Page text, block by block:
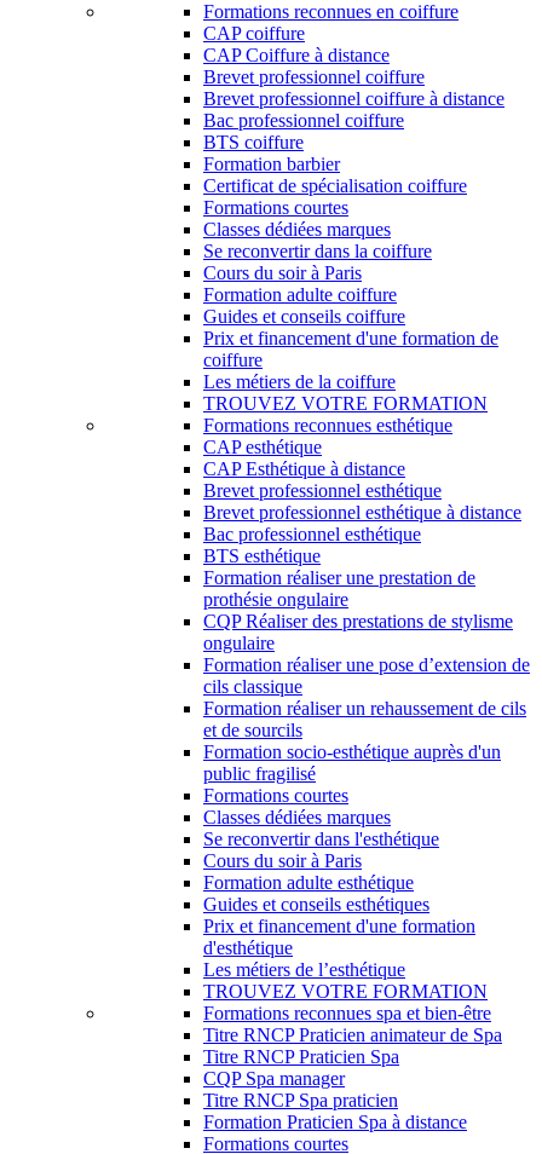
Formations reconnues en coiffure
CAP coiffure
CAP Coiffure à distance
Brevet professionnel coiffure
Brevet professionnel coiffure à distance
Bac professionnel coiffure
BTS coiffure
Formation barbier
Certificat de spécialisation coiffure
Formations courtes
Classes dédiées marques
Se reconvertir dans la coiffure
Cours du soir à Paris
Formation adulte coiffure
Guides et conseils coiffure
Prix et financement d'une formation de
coiffure
Les métiers de la coiffure
TROUVEZ VOTRE FORMATION
Formations reconnues esthétique
CAP esthétique
CAP Esthétique à distance
Brevet professionnel esthétique
Brevet professionnel esthétique à distance
Bac professionnel esthétique
BTS esthétique
Formation réaliser une prestation de
prothésie ongulaire
CQP Réaliser des prestations de stylisme
ongulaire
Formation réaliser une pose d’extension de
cils classique
Formation réaliser un rehaussement de cils
et de sourcils
Formation socio-esthétique auprès d'un
public fragilisé
Formations courtes
Classes dédiées marques
Se reconvertir dans l'esthétique
Cours du soir à Paris
Formation adulte esthétique
Guides et conseils esthétiques
Prix et financement d'une formation
d'esthétique
Les métiers de l’esthétique
TROUVEZ VOTRE FORMATION
Formations reconnues spa et bien-être
Titre RNCP Praticien animateur de Spa
Titre RNCP Praticien Spa
CQP Spa manager
Titre RNCP Spa praticien
Formation Praticien Spa à distance
Formations courtes